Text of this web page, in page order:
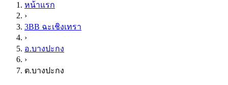
หน้าแรก
›
3BB ฉะเชิงเทรา
›
อ.บางปะกง
›
ต.บางปะกง